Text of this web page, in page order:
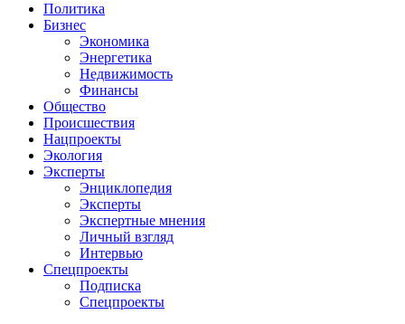
Политика
Бизнес
Экономика
Энергетика
Недвижимость
Финансы
Общество
Происшествия
Нацпроекты
Экология
Эксперты
Энциклопедия
Эксперты
Экспертные мнения
Личный взгляд
Интервью
Спецпроекты
Подписка
Спецпроекты